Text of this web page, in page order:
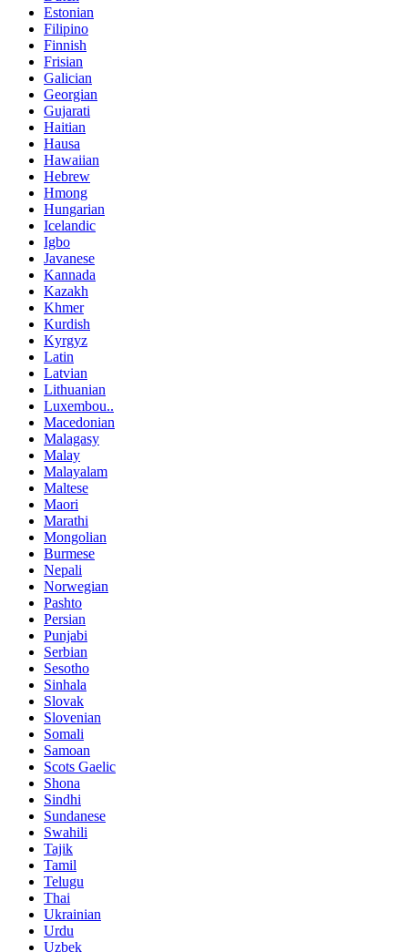
Estonian
Filipino
Finnish
Frisian
Galician
Georgian
Gujarati
Haitian
Hausa
Hawaiian
Hebrew
Hmong
Hungarian
Icelandic
Igbo
Javanese
Kannada
Kazakh
Khmer
Kurdish
Kyrgyz
Latin
Latvian
Lithuanian
Luxembou..
Macedonian
Malagasy
Malay
Malayalam
Maltese
Maori
Marathi
Mongolian
Burmese
Nepali
Norwegian
Pashto
Persian
Punjabi
Serbian
Sesotho
Sinhala
Slovak
Slovenian
Somali
Samoan
Scots Gaelic
Shona
Sindhi
Sundanese
Swahili
Tajik
Tamil
Telugu
Thai
Ukrainian
Urdu
Uzbek